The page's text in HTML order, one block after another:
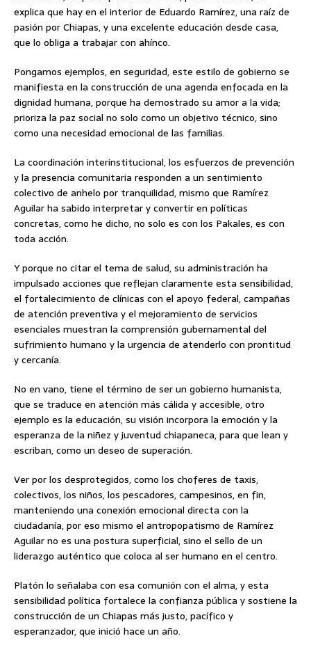
explica que hay en el interior de Eduardo Ramírez, una raíz de
pasión por Chiapas, y una excelente educación desde casa,
que lo obliga a trabajar con ahínco.
Pongamos ejemplos, en seguridad, este estilo de gobierno se
manifiesta en la construcción de una agenda enfocada en la
dignidad humana, porque ha demostrado su amor a la vida;
prioriza la paz social no solo como un objetivo técnico, sino
como una necesidad emocional de las familias.
La coordinación interinstitucional, los esfuerzos de prevención
y la presencia comunitaria responden a un sentimiento
colectivo de anhelo por tranquilidad, mismo que Ramírez
Aguilar ha sabido interpretar y convertir en políticas
concretas, como he dicho, no solo es con los Pakales, es con
toda acción.
Y porque no citar el tema de salud, su administración ha
impulsado acciones que reflejan claramente esta sensibilidad,
el fortalecimiento de clínicas con el apoyo federal, campañas
de atención preventiva y el mejoramiento de servicios
esenciales muestran la comprensión gubernamental del
sufrimiento humano y la urgencia de atenderlo con prontitud
y cercanía.
No en vano, tiene el término de ser un gobierno humanista,
que se traduce en atención más cálida y accesible, otro
ejemplo es la educación, su visión incorpora la emoción y la
esperanza de la niñez y juventud chiapaneca, para que lean y
escriban, como un deseo de superación.
Ver por los desprotegidos, como los choferes de taxis,
colectivos, los niños, los pescadores, campesinos, en fin,
manteniendo una conexión emocional directa con la
ciudadanía, por eso mismo el antropopatismo de Ramírez
Aguilar no es una postura superficial, sino el sello de un
liderazgo auténtico que coloca al ser humano en el centro.
Platón lo señalaba con esa comunión con el alma, y esta
sensibilidad política fortalece la confianza pública y sostiene la
construcción de un Chiapas más justo, pacífico y
esperanzador, que inició hace un año.